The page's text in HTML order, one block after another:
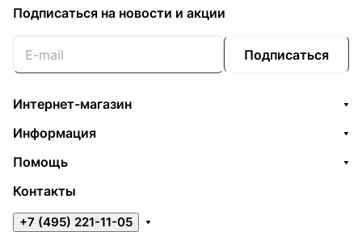
Подписаться на новости и акции
Подписаться
Интернет-магазин
Информация
Помощь
Контакты
+7 (495) 221-11-05